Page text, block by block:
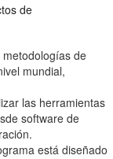
de
de
mundial,
las herramientas
software de
está diseñado